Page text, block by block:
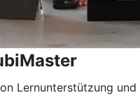
Lernunterstützung und